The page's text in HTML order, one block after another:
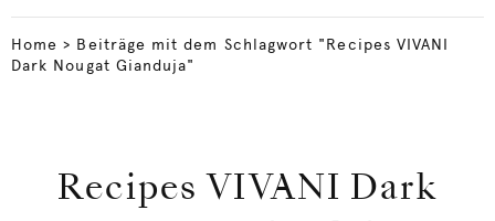
Home > Beiträge mit dem Schlagwort "Recipes VIVANI
Dark Nougat Gianduja"
Recipes VIVANI Dark